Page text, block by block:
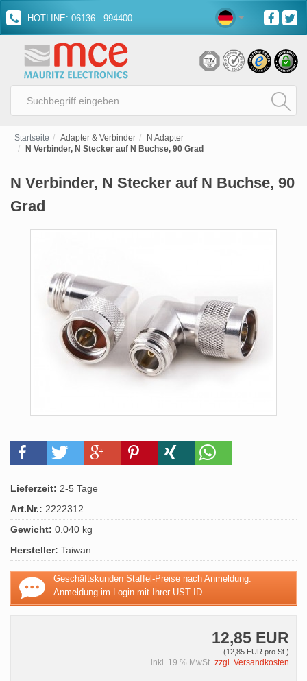
HOTLINE: 06136 - 994400
Startseite Adapter & Verbinder
N Adapter
N Verbinder, N Stecker auf N Buchse, 90 Grad
N Verbinder, N Stecker auf N Buchse, 90
Grad
Lieferzeit: 2-5 Tage
Art.Nr.: 2222312
Gewicht: 0.040 kg
Hersteller: Taiwan
Geschäftskunden Staffel-Preise nach Anmeldung.
Anmeldung im Login mit Ihrer UST ID.
12,85 EUR
(12,85 EUR pro St.)
inkl. 19 % MwSt. zzgl. Versandkosten